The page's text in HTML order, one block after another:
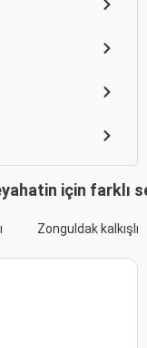
için farklı
Zonguldak kalkışlı